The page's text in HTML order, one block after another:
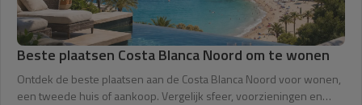
Beste plaatsen Costa Blanca Noord om te wonen
Ontdek de beste plaatsen aan de Costa Blanca Noord voor wonen,
een tweede huis of aankoop. Vergelijk sfeer, voorzieningen en